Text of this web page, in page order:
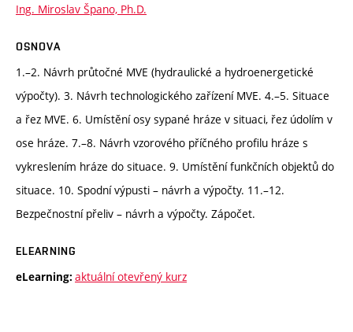
Ing. Miroslav Špano, Ph.D.
OSNOVA
1.–2. Návrh průtočné MVE (hydraulické a hydroenergetické
výpočty). 3. Návrh technologického zařízení MVE. 4.–5. Situace
a řez MVE. 6. Umístění osy sypané hráze v situaci, řez údolím v
ose hráze. 7.–8. Návrh vzorového příčného profilu hráze s
vykreslením hráze do situace. 9. Umístění funkčních objektů do
situace. 10. Spodní výpusti – návrh a výpočty. 11.–12.
Bezpečnostní přeliv – návrh a výpočty. Zápočet.
ELEARNING
eLearning: aktuální otevřený kurz